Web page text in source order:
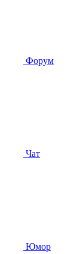
Форум
Чат
Юмор